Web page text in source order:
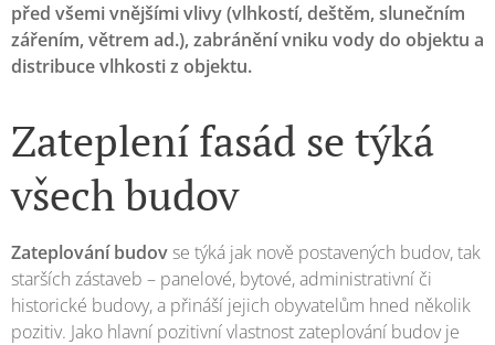
před všemi vnějšími vlivy (vlhkostí, deštěm, slunečním
zářením, větrem ad.), zabránění vniku vody do objektu a
distribuce vlhkosti z objektu.
Zateplení fasád se týká
všech budov
Zateplování budov se týká jak nově postavených budov, tak
starších zástaveb – panelové, bytové, administrativní či
historické budovy, a přináší jejich obyvatelům hned několik
pozitiv. Jako hlavní pozitivní vlastnost zateplování budov je